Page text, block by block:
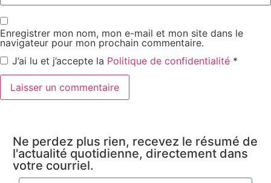
Enregistrer mon nom, mon e-mail et mon site dans le
navigateur pour mon prochain commentaire.
J’ai lu et j’accepte la Politique de confidentialité *
Ne perdez plus rien, recevez le résumé de
l'actualité quotidienne, directement dans
votre courriel.